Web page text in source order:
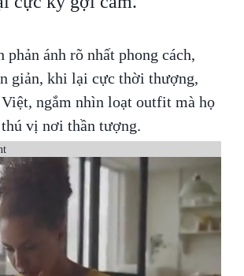
ánh rõ nhất phong cách,
giản, khi lại cực thời thượng,
Việt, ngắm nhìn loạt outfit mà họ
vị nơi thần tượng.